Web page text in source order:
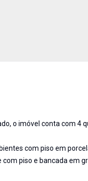
o imóvel conta com 4
com piso em
com piso e bancada em